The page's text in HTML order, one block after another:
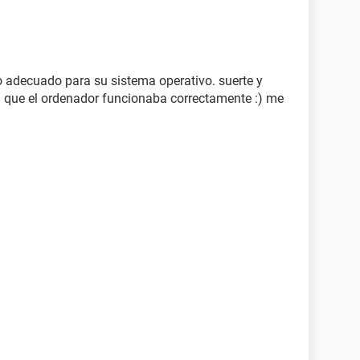
para su sistema operativo. suerte y
el ordenador funcionaba correctamente :) me